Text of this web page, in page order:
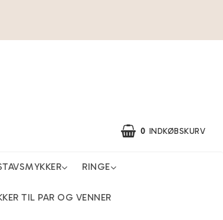
0 INDKØBSKURV
RINGE
TIL PAR OG VENNER